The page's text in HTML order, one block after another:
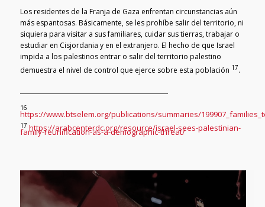
Los residentes de la Franja de Gaza enfrentan circunstancias aún
más espantosas. Básicamente, se les prohíbe salir del territorio, ni
siquiera para visitar a sus familiares, cuidar sus tierras, trabajar o
estudiar en Cisjordania y en el extranjero. El hecho de que Israel
impida a los palestinos entrar o salir del territorio palestino
demuestra el nivel de control que ejerce sobre esta población 17.
16
https://www.btselem.org/publications/summaries/
17 https://arabcenterdc.org/resource/israel-sees-palestinian-
family-reunification-as-a-demographic-threat/